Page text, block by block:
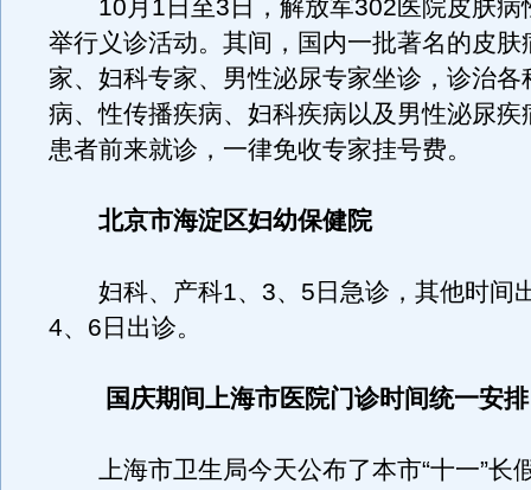
10月1日至3日，解放军302医院皮肤病
举行义诊活动。其间，国内一批著名的皮肤
家、妇科专家、男性泌尿专家坐诊，诊治各
病、性传播疾病、妇科疾病以及男性泌尿疾
患者前来就诊，一律免收专家挂号费。
北京市海淀区妇幼保健院
妇科、产科1、3、5日急诊，其他时间
4、6日出诊。
国庆期间上海市医院门诊时间统一安
上海市卫生局今天公布了本市“十一”长